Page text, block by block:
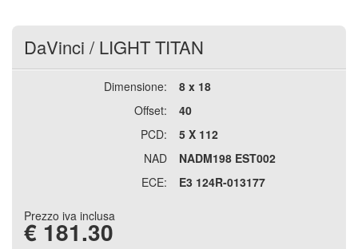
DaVinci / LIGHT TITAN
Dimensione:
8 x 18
Offset:
40
PCD:
5 X 112
NAD
NADM198 EST002
ECE:
E3 124R-013177
Prezzo iva inclusa
€ 181.30